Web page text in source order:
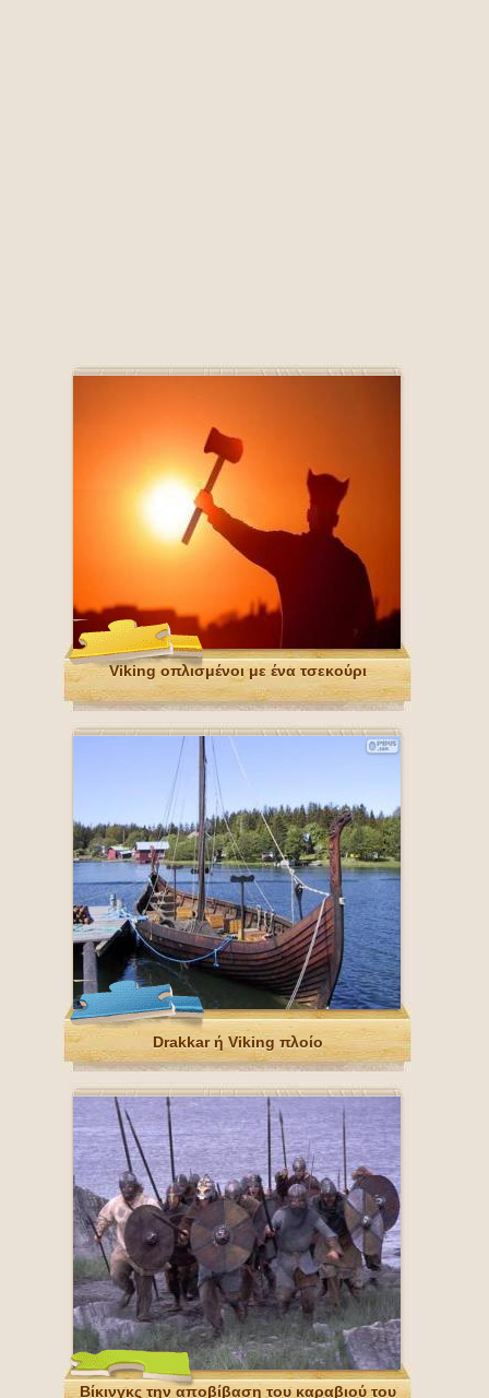
Viking οπλισμένοι με ένα τσεκούρι
Drakkar ή Viking πλοίο
Βίκινγκς την αποβίβαση του καραβιού του